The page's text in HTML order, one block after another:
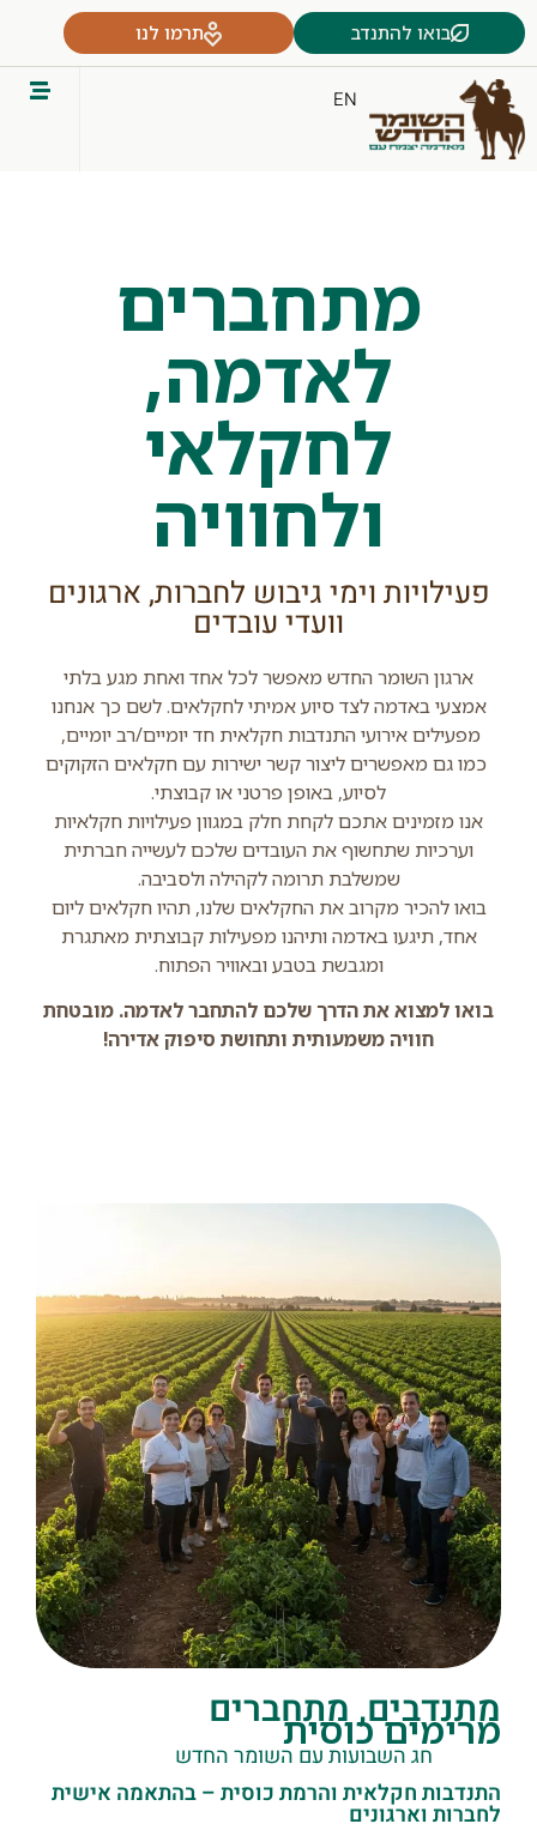
בואו להתנדב תרמו לנו
EN
מתחברים
לאדמה,
לחקלאי
ולחוויה
פעילויות וימי גיבוש לחברות, ארגונים
וועדי עובדים
ארגון השומר החדש מאפשר לכל אחד ואחת מגע בלתי
אמצעי באדמה לצד סיוע אמיתי לחקלאים. לשם כך אנחנו
מפעילים אירועי התנדבות חקלאית חד יומיים/רב יומיים,
כמו גם מאפשרים ליצור קשר ישירות עם חקלאים הזקוקים
לסיוע, באופן פרטני או קבוצתי.
אנו מזמינים אתכם לקחת חלק במגוון פעילויות חקלאיות
וערכיות שתחשוף את העובדים שלכם לעשייה חברתית
שמשלבת תרומה לקהילה ולסביבה.
בואו להכיר מקרוב את החקלאים שלנו, תהיו חקלאים ליום
אחד, תיגעו באדמה ותיהנו מפעילות קבוצתית מאתגרת
ומגבשת בטבע ובאוויר הפתוח.
בואו למצוא את הדרך שלכם להתחבר לאדמה. מובטחת
חוויה משמעותית ותחושת סיפוק אדירה!
מתנדבים, מתחברים
מרימים כוסית
חג השבועות עם השומר החדש
התנדבות חקלאית והרמת כוסית – בהתאמה אישית
לחברות וארגונים